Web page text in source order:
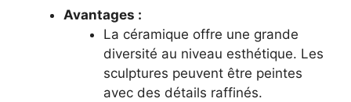
Avantages :
La céramique offre une grande
diversité au niveau esthétique. Les
sculptures peuvent être peintes
avec des détails raffinés.